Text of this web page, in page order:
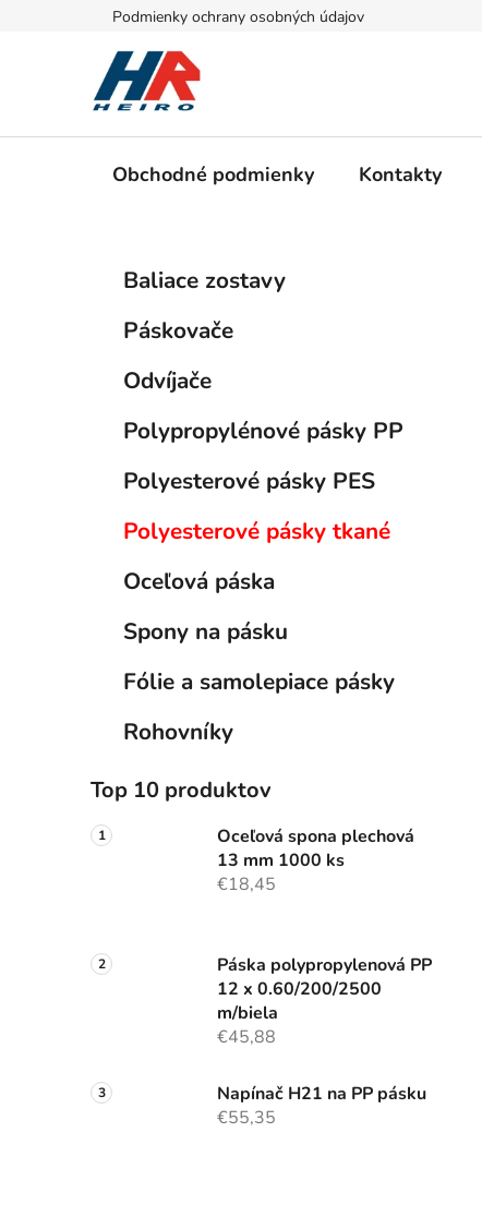
Podmienky ochrany osobných údajov
Obchodné podmienky Kontakty
Preskočiť
kategórie
Baliace zostavy
Páskovače
Odvíjače
Polypropylénové pásky PP
Polyesterové pásky PES
Polyesterové pásky tkané
Oceľová páska
Spony na pásku
Fólie a samolepiace pásky
Rohovníky
Top 10 produktov
Oceľová spona plechová
13 mm 1000 ks
€18,45
Páska polypropylenová PP
12 x 0.60/200/2500
m/biela
€45,88
Napínač H21 na PP pásku
€55,35